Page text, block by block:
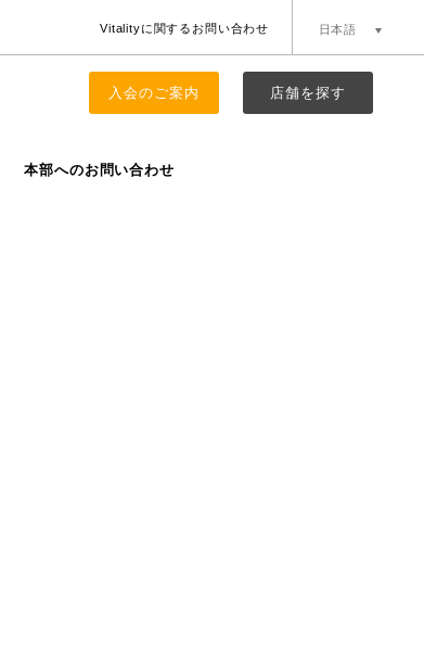
Vitalityに関するお問い合わせ
日本語
簡体中文
入会のご案内 店舗を探す
本部へのお問い合わせ